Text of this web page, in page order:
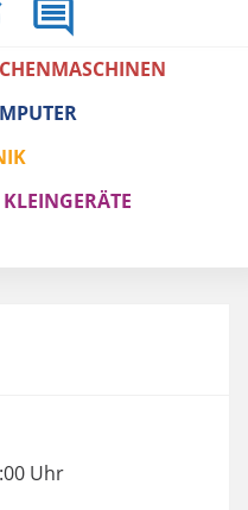
IMPRESSUM
AGBS
KLEINGERÄTE
Uhr